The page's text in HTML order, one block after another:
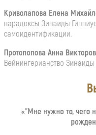
Криволапова Елена
парадоксы Зинаиды
самоидентификации.
Протопопова Анна
Вейнингерианство Зинаиды
«”Мне нужно то, чего